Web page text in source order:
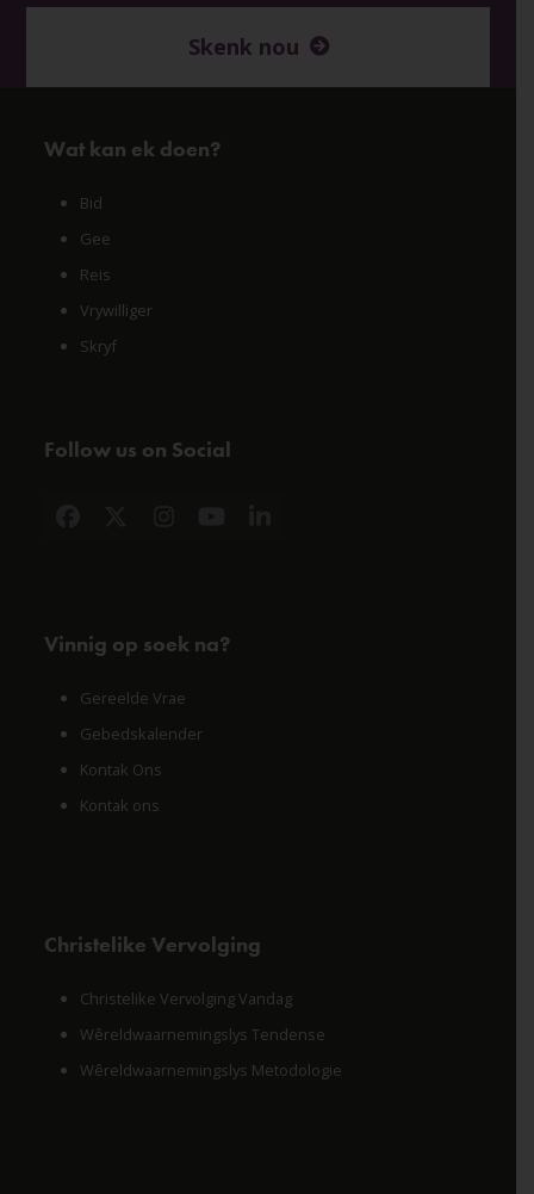
Skenk nou
Wat kan ek doen?
Bid
Gee
Reis
Vrywilliger
Skryf
Follow us on Social
Vinnig op soek na?
Gereelde Vrae
Gebedskalender
Kontak Ons
Kontak ons
Christelike Vervolging
Christelike Vervolging Vandag
Wêreldwaarnemingslys Tendense
Wêreldwaarnemingslys Metodologie